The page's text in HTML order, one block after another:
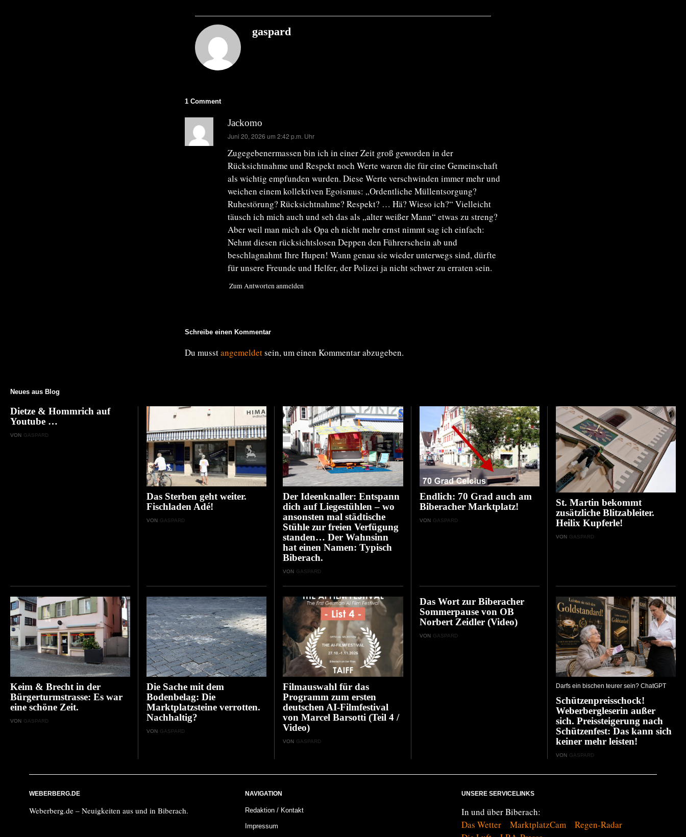
gaspard
1 Comment
Jackomo
sagt:
Juni 20, 2026 um 2:42 p.m. Uhr
Zugegebenermassen bin ich in einer Zeit groß geworden in der
Rücksichtnahme und Respekt noch Werte waren die für eine Gemeinschaft
als wichtig empfunden wurden. Diese Werte verschwinden immer mehr und
weichen einem kollektiven Egoismus: „Ordentliche Müllentsorgung?
Ruhestörung? Rücksichtnahme? Respekt? … Hä? Wieso ich?“ Vielleicht
täusch ich mich auch und seh das als „alter weißer Mann“ etwas zu streng?
Aber weil man mich als Opa eh nicht mehr ernst nimmt sag ich einfach:
Nehmt diesen rücksichtslosen Deppen den Führerschein ab und
beschlagnahmt Ihre Hupen! Wann genau sie wieder unterwegs sind, dürfte
für unsere Freunde und Helfer, der Polizei ja nicht schwer zu erraten sein.
Zum Antworten anmelden
Schreibe einen Kommentar
Du musstangemeldetsein, um einen Kommentar abzugeben.
Neues aus Blog
Dietze & Hommrich auf
Youtube …
VON GASPARD
Das Sterben geht weiter.
Fischladen Adé!
VON GASPARD
Der Ideenknaller: Entspann
dich auf Liegestühlen – wo
ansonsten mal städtische
Stühle zur freien Verfügung
standen… Der Wahnsinn
hat einen Namen: Typisch
Biberach.
VON GASPARD
Endlich: 70 Grad auch am
Biberacher Marktplatz!
VON GASPARD
St. Martin bekommt
zusätzliche Blitzableiter.
Heilix Kupferle!
VON GASPARD
Keim & Brecht in der
Bürgerturmstrasse: Es war
eine schöne Zeit.
VON GASPARD
Die Sache mit dem
Bodenbelag: Die
Marktplatzsteine verrotten.
Nachhaltig?
VON GASPARD
Filmauswahl für das
Programm zum ersten
deutschen AI-Filmfestival
von Marcel Barsotti (Teil 4 /
Video)
VON GASPARD
Das Wort zur Biberacher
Sommerpause von OB
Norbert Zeidler (Video)
VON GASPARD
Darfs ein bischen teurer sein? ChatGPT
Schützenpreisschock!
Weberbergleserin außer
sich. Preissteigerung nach
Schützenfest: Das kann sich
keiner mehr leisten!
VON GASPARD
WEBERBERG.DE
Weberberg.de – Neuigkeiten aus und in Biberach.
NAVIGATION
Redaktion / Kontakt
Impressum
UNSERE SERVICELINKS
In und über Biberach:
Das Wetter
MarktplatzCam
Regen-Radar